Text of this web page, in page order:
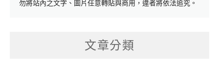
勿將站內之文字、圖片任意轉貼與商用，違者將依法追究。
文章分類